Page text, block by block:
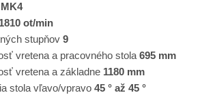
MK4
ot/min
stupňov9
vretena a pracovného stola695 mm
vretena a základne 1180 mm
stola vľavo/vpravo45 ° až 45 °